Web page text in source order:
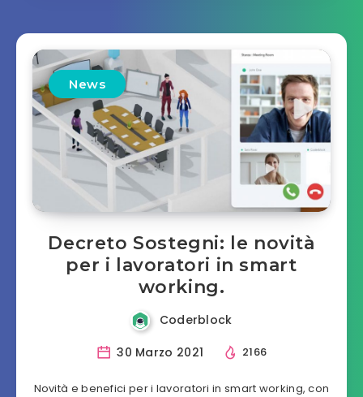
News
Decreto Sostegni: le novità
per i lavoratori in smart
working.
Coderblock
30 Marzo 2021
2166
Novità e benefici per i lavoratori in smart working, con